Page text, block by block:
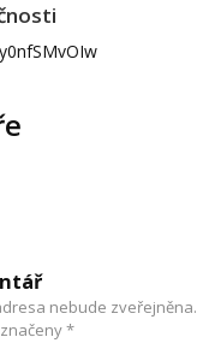
nebude zveřejněna.
*